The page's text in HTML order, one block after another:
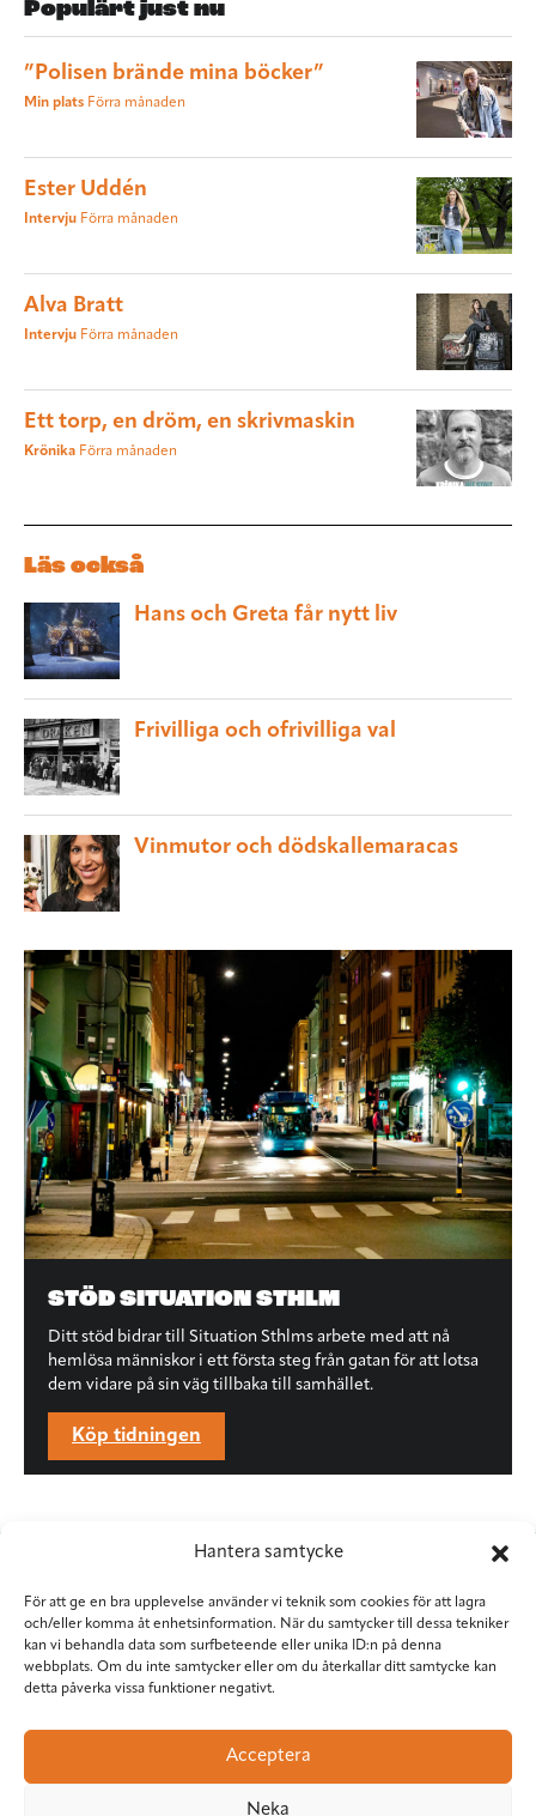
Hantera samtycke
För att ge en bra upplevelse använder vi teknik som cookies för att lagra
och/eller komma åt enhetsinformation. När du samtycker till dessa tekniker
kan vi behandla data som surfbeteende eller unika ID:n på denna
webbplats. Om du inte samtycker eller om du återkallar ditt samtycke kan
detta påverka vissa funktioner negativt.
Acceptera
Neka
Populärt just nu
”Polisen brände mina böcker”
Min plats Förra månaden
Ester Uddén
Intervju Förra månaden
Alva Bratt
Intervju Förra månaden
Ett torp, en dröm, en skrivmaskin
Krönika Förra månaden
Läs också
Hans och Greta får nytt liv
Frivilliga och ofrivilliga val
Vinmutor och dödskallemaracas
STÖD SITUATION STHLM
Ditt stöd bidrar till Situation Sthlms arbete med att nå
hemlösa människor i ett första steg från gatan för att lotsa
dem vidare på sin väg tillbaka till samhället.
Köp tidningen
Situation Sthlm
Torkel Knutssongatan 37
118 49 Stockholm
red@situationsthlm.se